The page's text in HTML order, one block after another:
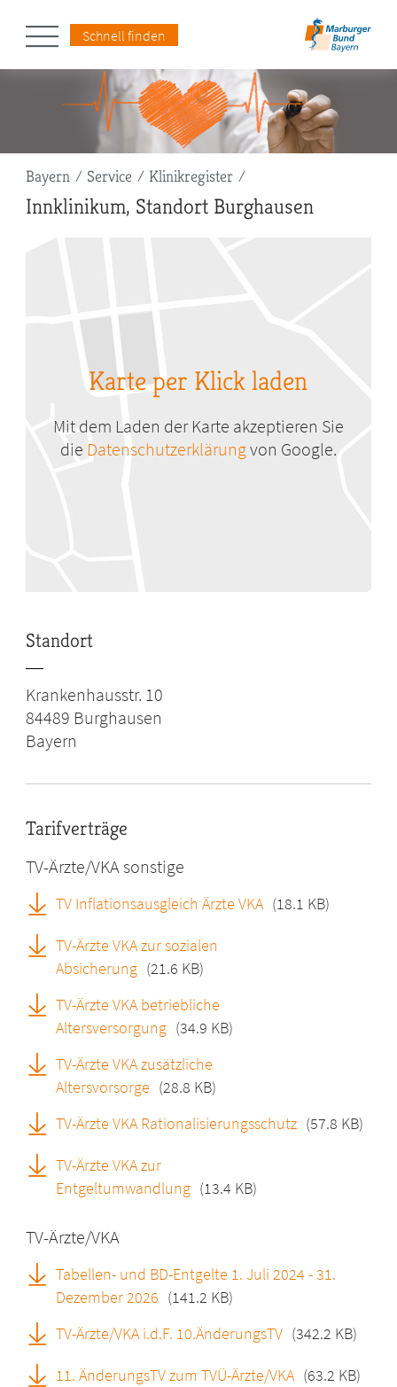
Schnell finden
Pfadnavigation
Bayern Service Klinikregister
Innklinikum, Standort Burghausen
Karte per Klick laden
Mit dem Laden der Karte akzeptieren Sie
die Datenschutzerklärungvon Google.
Standort
Krankenhausstr. 10
84489 Burghausen
Bayern
Tarifverträge
TV-Ärzte/VKA sonstige
TV Inflationsausgleich Ärzte VKA (18.1 KB)
TV-Ärzte VKA zur sozialen
Absicherung (21.6 KB)
TV-Ärzte VKA betriebliche
Altersversorgung (34.9 KB)
TV-Ärzte VKA zusätzliche
Altersvorsorge (28.8 KB)
TV-Ärzte VKA Rationalisierungsschutz (57.8 KB)
TV-Ärzte VKA zur
Entgeltumwandlung (13.4 KB)
TV-Ärzte/VKA
Tabellen- und BD-Entgelte 1. Juli 2024 - 31.
Dezember 2026 (141.2 KB)
TV-Ärzte/VKA i.d.F. 10.ÄnderungsTV (342.2 KB)
11. ÄnderungsTV zum TVÜ-Ärzte/VKA (63.2 KB)